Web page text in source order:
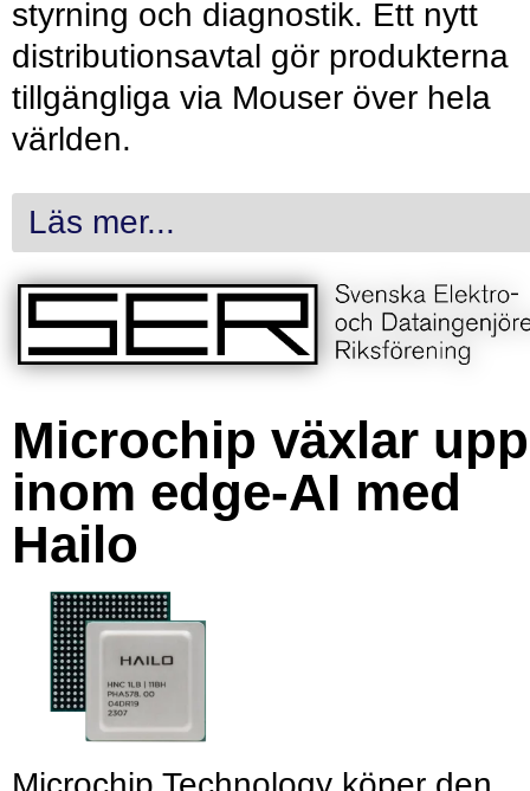
styrning och diagnostik. Ett nytt
distributionsavtal gör produkterna
tillgängliga via Mouser över hela
världen.
Läs mer...
Microchip växlar upp
inom edge-AI med
Hailo